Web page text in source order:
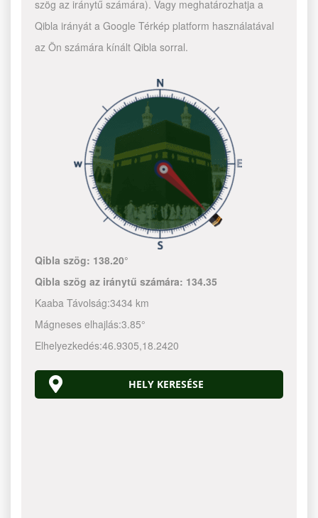
szög az iránytű számára). Vagy meghatározhatja a
Qibla irányát a Google Térkép platform használatával
az Ön számára kínált Qibla sorral.
Qibla szög: 138.20°
Qibla szög az iránytű számára: 134.35
Kaaba Távolság:3434 km
Mágneses elhajlás:3.85°
Elhelyezkedés:46.9305,18.2420
HELY KERESÉSE